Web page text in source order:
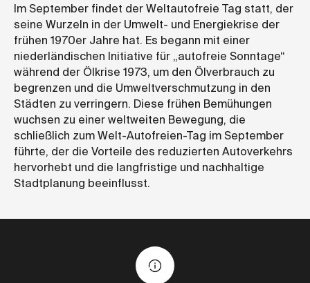
Im September findet der Weltautofreie Tag statt, der
seine Wurzeln in der Umwelt- und Energiekrise der
frühen 1970er Jahre hat. Es begann mit einer
niederländischen Initiative für „autofreie Sonntage“
während der Ölkrise 1973, um den Ölverbrauch zu
begrenzen und die Umweltverschmutzung in den
Städten zu verringern. Diese frühen Bemühungen
wuchsen zu einer weltweiten Bewegung, die
schließlich zum Welt-Autofreien-Tag im September
führte, der die Vorteile des reduzierten Autoverkehrs
hervorhebt und die langfristige und nachhaltige
Stadtplanung beeinflusst.